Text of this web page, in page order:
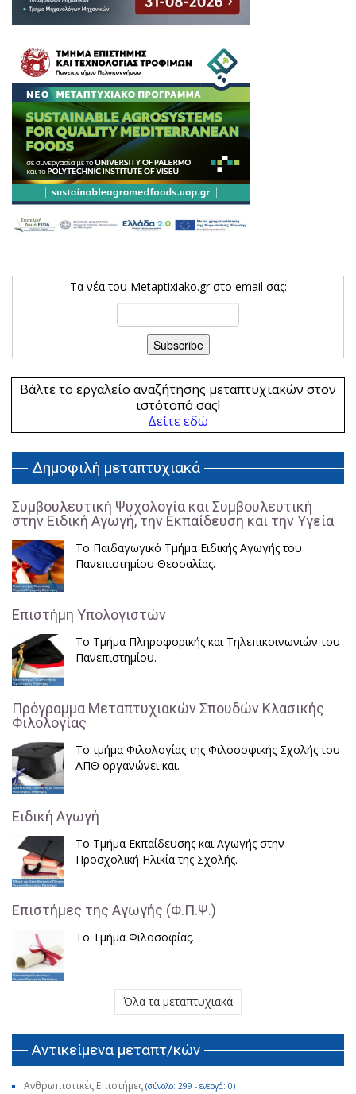
Τα νέα του Metaptixiako.gr στο email σας:
Βάλτε το εργαλείο αναζήτησης μεταπτυχιακών στον
ιστότοπό σας!
Δείτε εδώ
Δημοφιλή μεταπτυχιακά
Συμβουλευτική Ψυχολογία και Συμβουλευτική
στην Ειδική Αγωγή, την Εκπαίδευση και την Υγεία
Το Παιδαγωγικό Τμήμα Ειδικής Αγωγής του
Πανεπιστημίου Θεσσαλίας.
Επιστήμη Υπολογιστών
Το Τμήμα Πληροφορικής και Τηλεπικοινωνιών του
Πανεπιστημίου.
Πρόγραμμα Μεταπτυχιακών Σπουδών Κλασικής
Φιλολογίας
Το τμήμα Φιλολογίας της Φιλοσοφικής Σχολής του
ΑΠΘ οργανώνει και.
Ειδική Αγωγή
Το Τμήμα Εκπαίδευσης και Αγωγής στην
Προσχολική Ηλικία της Σχολής.
Επιστήμες της Αγωγής (Φ.Π.Ψ.)
Το Τμήμα Φιλοσοφίας.
Όλα τα μεταπτυχιακά
Αντικείμενα μεταπτ/κών
Ανθρωπιστικές Επιστήμες (σύνολο: 299 - ενεργά: 0)